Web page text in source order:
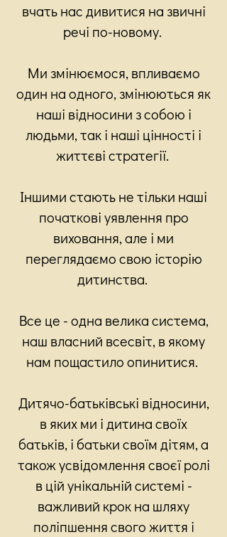
вчать нас дивитися на звичні
речі по-новому.
Ми змінюємося, впливаємо
один на одного, змінюються як
наші відносини з собою і
людьми, так і наші цінності і
життєві стратегії.
Іншими стають не тільки наші
початкові уявлення про
виховання, але і ми
переглядаємо свою історію
дитинства.
Все це - одна велика система,
наш власний всесвіт, в якому
нам пощастило опинитися.
Дитячо-батьківські відносини,
в яких ми і дитина своїх
батьків, і батьки своїм дітям, а
також усвідомлення своєї ролі
в цій унікальній системі -
важливий крок на шляху
поліпшення свого життя і